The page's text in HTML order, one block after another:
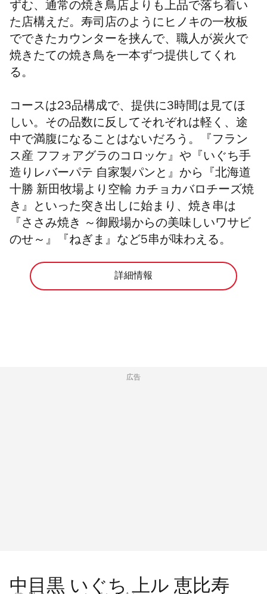
ずむ、通常の焼き鳥店よりも上品で落ち着い
た店構えだ。 寿司店のようにヒノキの一枚板
でできたカウンターを挟んで、職人が炭火で
焼きたての焼き鳥を一本ずつ提供してくれ
る。
コースは23品構成で、提供に3時間は見てほ
しい。その品数に反してそれぞれは軽く、途
中で満腹になることはないだろう。
『フラン
ス産 フフォアグラのコロッケ』や『いぐち手
造りレバーパテ 自家製パンと』から『北海道
十勝 新田牧場より空輸 カチョカバロチーズ焼
き』といった突き出しに始まり、焼き串は
『ささみ焼き ～御殿場からの美味しいワサビ
のせ～』『ねぎま』など5串が味わえる。
詳細情報
広告
中目黒 いぐち 上ル 恵比寿